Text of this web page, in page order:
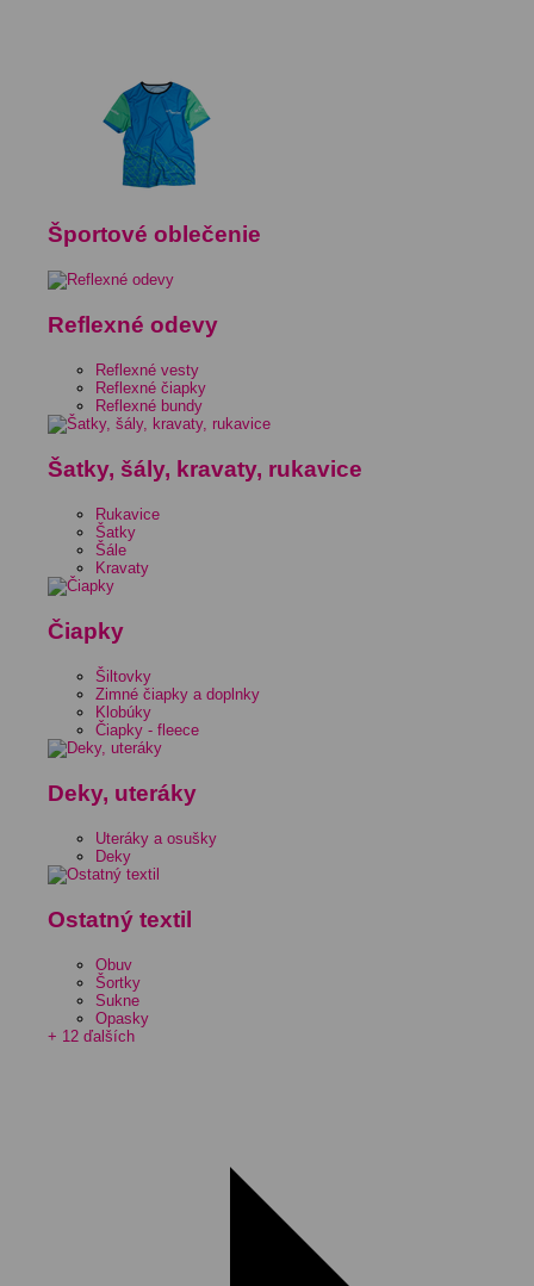
Športové oblečenie
Reflexné odevy
Reflexné vesty
Reflexné čiapky
Reflexné bundy
Šatky, šály, kravaty, rukavice
Rukavice
Šatky
Šále
Kravaty
Čiapky
Šiltovky
Zimné čiapky a doplnky
Klobúky
Čiapky - fleece
Deky, uteráky
Uteráky a osušky
Deky
Ostatný textil
Obuv
Šortky
Sukne
Opasky
+ 12 ďalších